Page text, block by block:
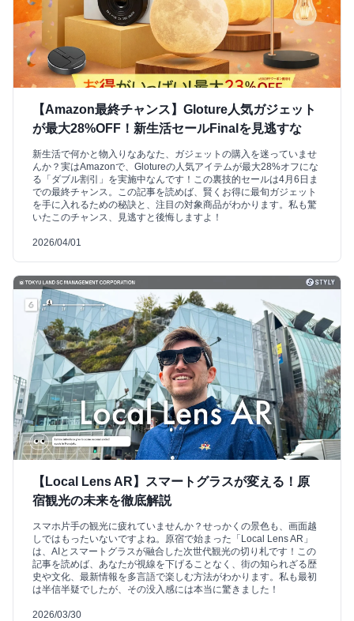
【Amazon最終チャンス】Gloture人気ガジェット
が最大28%OFF！新生活セールFinalを見逃すな
新生活で何かと物入りなあなた、ガジェットの購入を迷っていませ
んか？実はAmazonで、Glotureの人気アイテムが最大28%オフにな
る「ダブル割引」を実施中なんです！この裏技的セールは4月6日ま
での最終チャンス。この記事を読めば、賢くお得に最旬ガジェット
を手に入れるための秘訣と、注目の対象商品がわかります。私も驚
いたこのチャンス、見逃すと後悔しますよ！
2026/04/01
【Local Lens AR】スマートグラスが変える！原
宿観光の未来を徹底解説
スマホ片手の観光に疲れていませんか？せっかくの景色も、画面越
しではもったいないですよね。原宿で始まった「Local Lens AR」
は、AIとスマートグラスが融合した次世代観光の切り札です！この
記事を読めば、あなたが視線を下げることなく、街の知られざる歴
史や文化、最新情報を多言語で楽しむ方法がわかります。私も最初
は半信半疑でしたが、その没入感には本当に驚きました！
2026/03/30